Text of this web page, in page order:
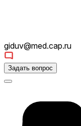
giduv@med.cap.ru
Задать вопрос